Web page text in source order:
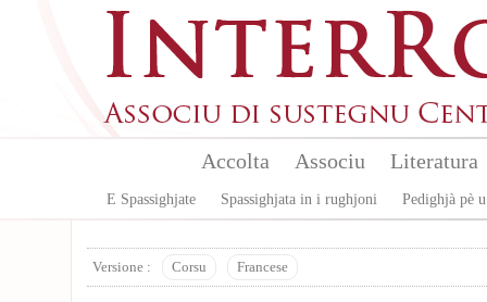
Accolta Associu Literatura
E Spassighjate Spassighjata in i rughjoni Pedighjà pè
Versione : Corsu Francese